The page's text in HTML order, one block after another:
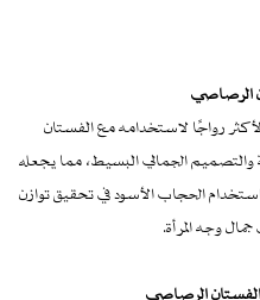
الرصاصي
رواجًا لاستخدامه مع الفستان
الجمالي البسيط، مما يجعله
الحجاب الأسود في تحقيق توازن
وجه المرأة.
الرصاصي